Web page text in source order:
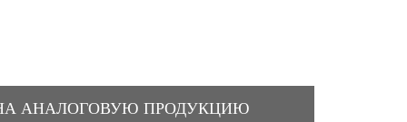
АНАЛОГОВУЮ ПРОДУКЦИЮ